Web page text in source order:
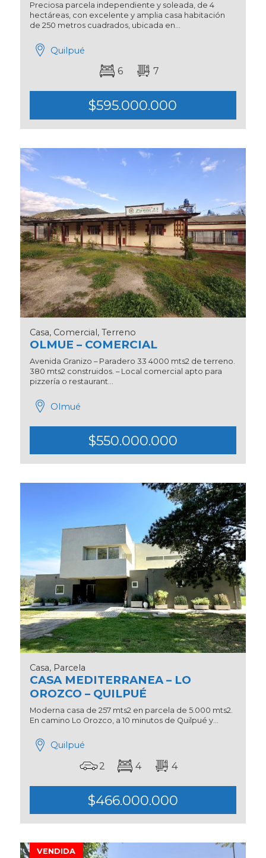
Preciosa parcela independiente y soleada, de 4
hectáreas, con excelente y amplia casa habitación
de 250 metros cuadrados, ubicada en...
Quilpué
6 7
$595.000.000
Casa, Comercial, Terreno
OLMUE – COMERCIAL
Avenida Granizo – Paradero 33 4000 mts2 de terreno.
380 mts2 construidos. – Local comercial apto para
pizzería o restaurant...
Olmué
$550.000.000
Casa, Parcela
CASA MEDITERRANEA – LO
OROZCO – QUILPUÉ
Moderna casa de 257 mts2 en parcela de 5.000 mts2.
En camino Lo Orozco, a 10 minutos de Quilpué y...
Quilpué
2 4 4
$466.000.000
VENDIDA